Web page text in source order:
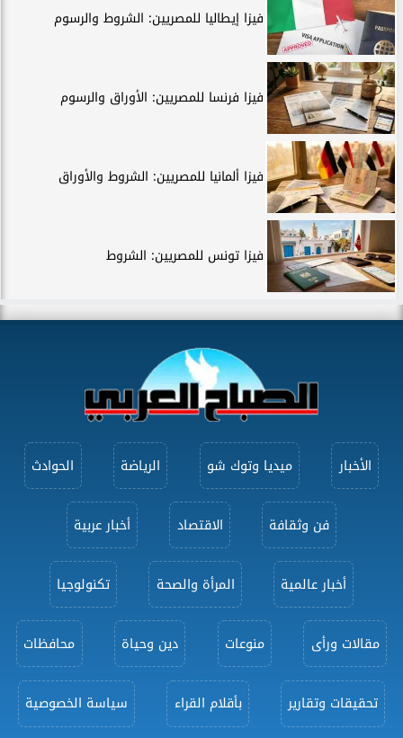
فيزا إيطاليا للمصريين: الشروط والرسوم
فيزا فرنسا للمصريين: الأوراق والرسوم
فيزا ألمانيا للمصريين: الشروط والأوراق
فيزا تونس للمصريين: الشروط
الأخبار ميديا وتوك شو الرياضة الحوادث
فن وثقافة الاقتصاد أخبار عربية
أخبار عالمية المرأة والصحة تكنولوجيا
مقالات ورأى منوعات دين وحياة محافظات
تحقيقات وتقارير بأقلام القراء سياسة الخصوصية